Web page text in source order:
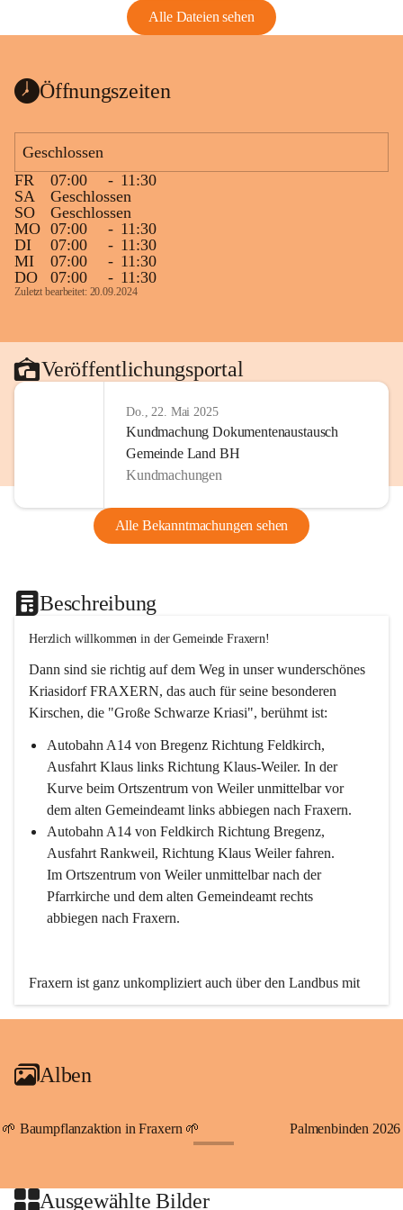
Alle Dateien sehen
Öffnungszeiten
Geschlossen
FR
07:00 - 11:30
SA
Geschlossen
SO
Geschlossen
MO 07:00 - 11:30
DI
07:00 - 11:30
MI
07:00 - 11:30
DO
07:00 - 11:30
Zuletzt bearbeitet: 20.09.2024
Veröffentlichungsportal
Do., 22. Mai 2025
Kundmachung Dokumentenaustausch
Gemeinde Land BH
Kundmachungen
Alle Bekanntmachungen sehen
Beschreibung
Herzlich willkommen in der Gemeinde Fraxern!
Dann sind sie richtig auf dem Weg in unser wunderschönes
Kriasidorf FRAXERN, das auch für seine besonderen
Kirschen, die "Große Schwarze Kriasi", berühmt ist:
Autobahn A14 von Bregenz Richtung Feldkirch,
Ausfahrt Klaus links Richtung Klaus-Weiler. In der
Kurve beim Ortszentrum von Weiler unmittelbar vor
dem alten Gemeindeamt links abbiegen nach Fraxern.
Autobahn A14 von Feldkirch Richtung Bregenz,
Ausfahrt Rankweil, Richtung Klaus Weiler fahren.
Im Ortszentrum von Weiler unmittelbar nach der
Pfarrkirche und dem alten Gemeindeamt rechts
abbiegen nach Fraxern.
Fraxern ist ganz unkompliziert auch über den Landbus mit
den öffentlichen Verkehrsmitteln zu erreichen. Die Linie
An Samstagen, Sonn- und Feiertagen können Sie bequem
persönlichen Linienbus zur gewünschten Zeit zu Ihrer
Haltestelle bestellen. Sowohl von Weiler kommend nach
beide Fahrten Weiler-Fraxern-Weiler.
Alben
🌱 Baumpflanzaktion in Fraxern 🌱 Palmenbinden 2026
Ausgewählte Bilder